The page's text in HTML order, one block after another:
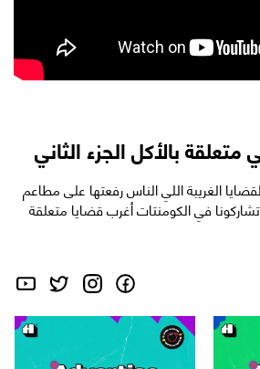
متعلقة بالأكل الجزء الثاني
الغريبة اللي الناس رفعتها على مطاعم
في الكومنتات أغرب قضايا متعلقة